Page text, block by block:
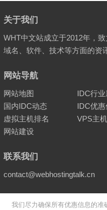
关于我们
WHT中文站成立于2012年，
域名、软件、技术等方面的资
网站导航
网站地图 IDC行业
国内IDC动态
IDC优惠
虚拟主机排名
VPS主
网站建设
联系我们
contact@webhostingtalk.cn
我们尽力确保所有优惠信息的